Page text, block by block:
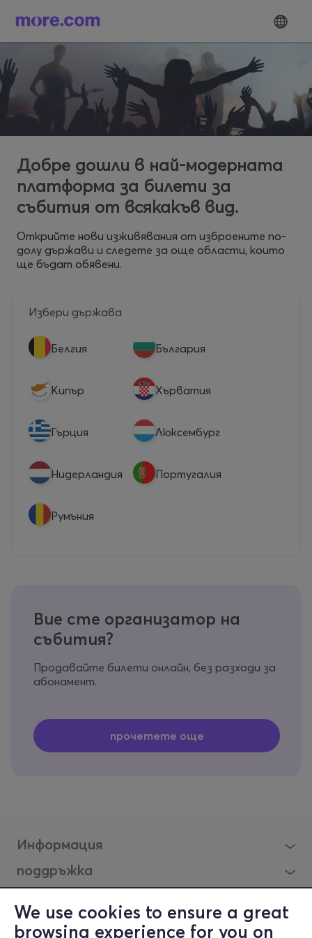
We use cookies to ensure a great
browsing experience for you on
Добре дошли в най-модерната
платформа за билети за
събития от всякакъв вид.
Открийте нови изживявания от изброените по-
долу държави и следете за още области, които
ще бъдат обявени.
Избери държава
Белгия България
Кипър Хърватия
Гърция Люксембург
Нидерландия Португалия
Румъния
Вие сте организатор на
събития?
Продавайте билети онлайн, без разходи за
абонамент.
Информация
поддръжка